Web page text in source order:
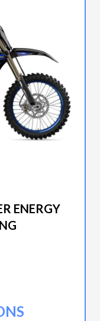
ENERGY